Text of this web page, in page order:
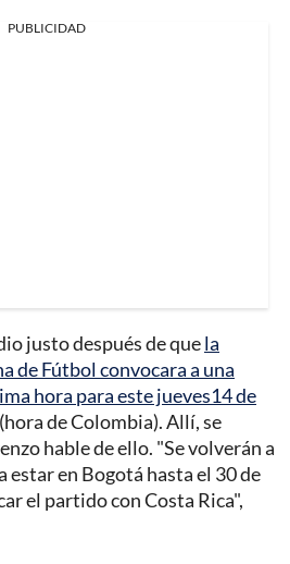
PUBLICIDAD
justo después de quela
de Fútbol convocara a una
hora para este jueves14 de
(hora de Colombia). Allí, se
hable de ello. "Se volverán a
estar en Bogotá hasta el 30 de
el partido con Costa Rica",